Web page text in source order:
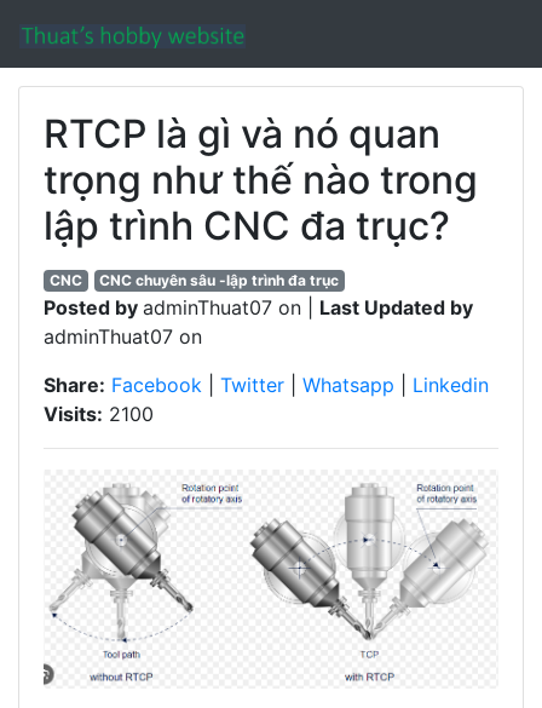
RTCP là gì và nó quan
trọng như thế nào trong
lập trình CNC đa trục?
CNC CNC chuyên sâu -lập trình đa trục
Posted by adminThuat07 on | Last Updated by
adminThuat07 on
Share: Facebook Twitter Whatsapp
Linkedin
Visits: 2100